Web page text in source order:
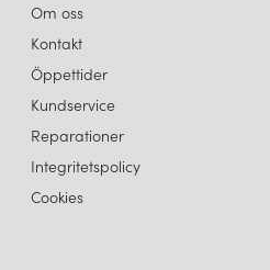
Om oss
Kontakt
Öppettider
Kundservice
Reparationer
Integritetspolicy
Cookies